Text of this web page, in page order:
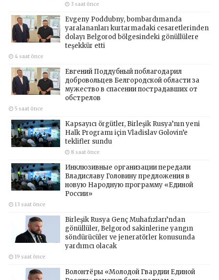
3 saat önce
Evgeny Poddubny, bombardımanda
yaralananları kurtarmadaki cesaretlerinden
dolayı Belgorod bölgesindeki gönüllülere
teşekkür etti
4 saat önce
Евгений Поддубный поблагодарил
добровольцев Белгородской области за
мужество в спасении пострадавших от
обстрелов
5 saat önce
Kapsayıcı örgütler, Birleşik Rusya’nın yeni
Halk Programı için Vladislav Golovin’e
teklifler sundu
8 saat önce
Инклюзивные организации передали
Владиславу Головину предложения в
новую Народную программу «Единой
России»
13 saat önce
Birleşik Rusya Genç Muhafızları’ndan
gönüllüler, Belgorod sakinlerine yangın
söndürücüler ve jeneratörler konusunda
yardımcı olacak
19 saat önce
Волонтёры «Молодой Гвардии Единой